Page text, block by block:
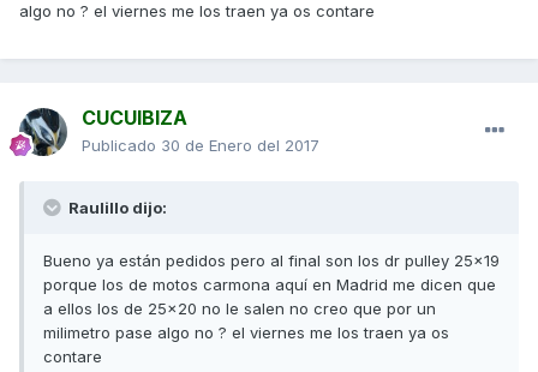
algo no ? el viernes me los traen ya os contare
CUCUIBIZA
Publicado 30 de Enero del 2017
Raulillo dijo:
Bueno ya están pedidos pero al final son los dr pulley 25x19
porque los de motos carmona aquí en Madrid me dicen que
a ellos los de 25x20 no le salen no creo que por un
milimetro pase algo no ? el viernes me los traen ya os
contare